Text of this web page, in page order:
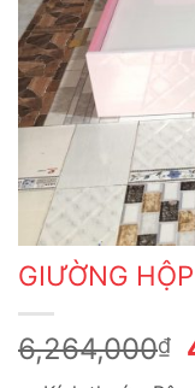
GIƯỜNG
6,264,000₫